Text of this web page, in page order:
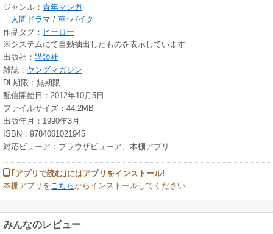
ジャンル： 青年マンガ
人間ドラマ / 車･バイク
作品タグ： ヒーロー
※システムにて自動抽出したものを表示しています
出版社： 講談社
雑誌： ヤングマガジン
DL期限：無期限
配信開始日：2012年10月5日
ファイルサイズ：44.2MB
出版年月：1990年3月
ISBN：9784061021945
対応ビューア：ブラウザビューア、本棚アプリ
｢アプリで読む｣にはアプリをインストール!
本棚アプリを こちらからインストールしてください
みんなのレビュー